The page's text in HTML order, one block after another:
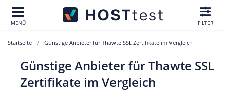
MENÜ FILTER
Startseite Günstige Anbieter für Thawte SSL Zertifikate im Vergleich
Günstige Anbieter für Thawte SSL
Zertifikate im Vergleich